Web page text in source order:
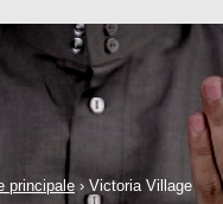
principale › Victoria Village